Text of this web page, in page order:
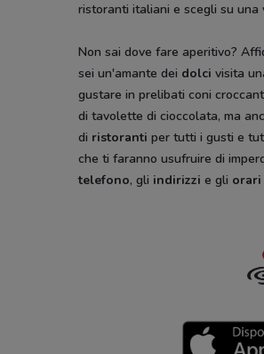
ristoranti italiani e scegli su una
Non sai dove fare aperitivo?
sei un'amante dei dolci visita
gustare in prelibati coni
di tavolette di cioccolata, ma
di ristoranti per tutti i gusti e
che ti faranno usufruire di
telefono, gli indirizzi e gli orari